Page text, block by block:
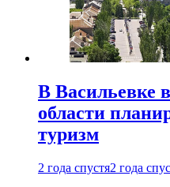
В Васильевке
области
туризм
2 года спустя2 года